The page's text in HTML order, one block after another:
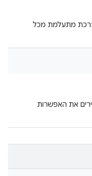
מתעלמת מכל
את האפשרות